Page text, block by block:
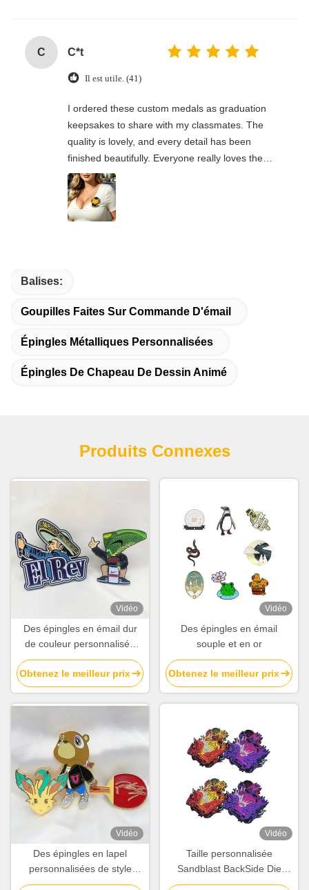
C C*t
Il est utile. (41)
I ordered these custom medals as graduation
keepsakes to share with my classmates. The
quality is lovely, and every detail has been
finished beautifully. Everyone really loves the
designs and overall look of the medals.It’s really
great that the seller offers small-batch
customisation, which suited my needs perfectly.
The whole order experience was lovely, and I’m
Balises:
Goupilles Faites Sur Commande D'émail
Épingles Métalliques Personnalisées
Épingles De Chapeau De Dessin Animé
Produits Connexes
Vidéo
Des épingles en émail dur
de couleur personnalisée
pour les réunions d'affaires
et les cadeaux
promotionnels
Obtenez le meilleur prix
Vidéo
Des épingles en émail
souple et en or
Obtenez le meilleur prix
Vidéo
Des épingles en lapel
personnalisées de style
vintage avec logo
Vidéo
Taille personnalisée
Sandblast BackSide Die
frappé émail doux épingles